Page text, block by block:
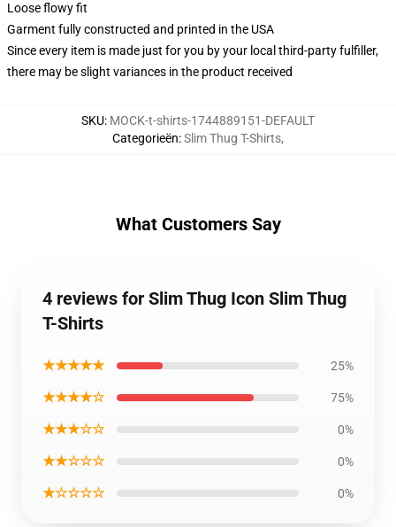
Loose flowy fit
Garment fully constructed and printed in the USA
Since every item is made just for you by your local third-party fulfiller,
there may be slight variances in the product received
SKU: MOCK-t-shirts-1744889151-DEFAULT
Categorieën:Slim Thug T-Shirts,
What Customers Say
4 reviews for Slim Thug Icon Slim Thug
T-Shirts
★★★★★ 25%
★★★★☆ 75%
★★★☆☆ 0%
★★☆☆☆ 0%
★☆☆☆☆ 0%